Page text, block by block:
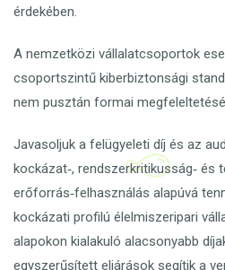
érdekében.
A nemzetközi vállalatcsoportok
csoportszintű kiberbiztonsági
nem pusztán formai
Javasoljuk a felügyeleti díj és az
kockázat‑, rendszerkritikusság‑ és
erőforrás‑felhasználás alapúvá
kockázati profilú élelmiszeripari
alapokon kialakuló alacsonyabb
egyszerűsített eljárások segítik a